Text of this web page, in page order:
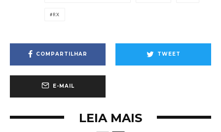
RX
COMPARTILHAR TWEET
E-MAIL
LEIA MAIS